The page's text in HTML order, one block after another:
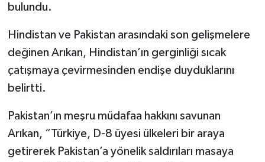
bulundu.
Hindistan ve Pakistan arasındaki son gelişmelere
değinen Arıkan, Hindistan’ın gerginliği sıcak
çatışmaya çevirmesinden endişe duyduklarını
belirtti.
Pakistan’ın meşru müdafaa hakkını savunan
Arıkan, “Türkiye, D-8 üyesi ülkeleri bir araya
getirerek Pakistan’a yönelik saldırıları masaya